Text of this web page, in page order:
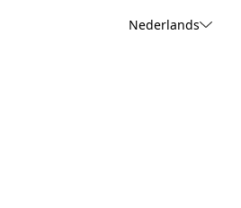
Nederlands